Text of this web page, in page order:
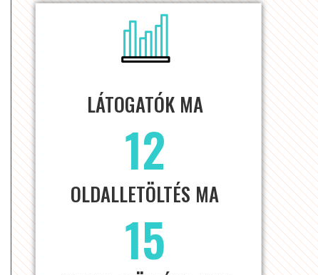
LÁTOGATÓK MA
12
OLDALLETÖLTÉS MA
15